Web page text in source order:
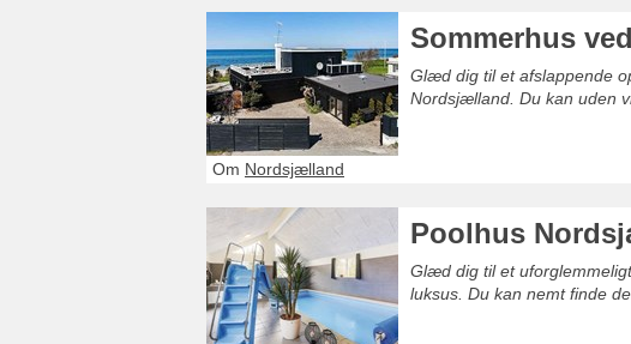
Sommerhus
Glæd dig til et afslappende
Nordsjælland. Du kan uden
Om Nordsjælland
Poolhus
Glæd dig til et
luksus. Du kan nemt finde